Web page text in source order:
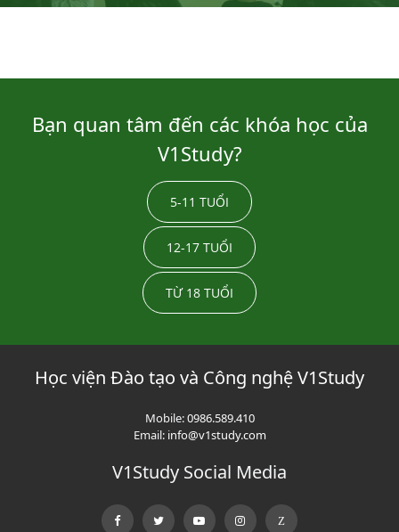
Bạn quan tâm đến các khóa học của
V1Study?
5-11 TUỔI
12-17 TUỔI
TỪ 18 TUỔI
Học viện Đào tạo và Công nghệ V1Study
Mobile:0986.589.410
Email: info@v1study.com
V1Study Social Media